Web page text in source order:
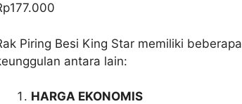
177.000
Piring Besi King Star memiliki beberapa
antara lain:
HARGA EKONOMIS